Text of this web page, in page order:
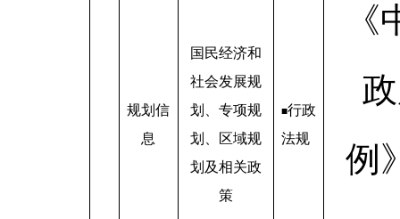
规划信
息
国民经济和
社会发展规
划、专项规
划、区域规
划及相关政
策
■行政
法规
例